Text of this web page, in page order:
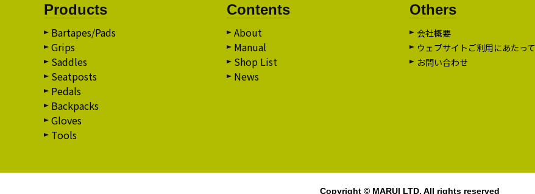
Products
Bartapes/Pads
Grips
Saddles
Seatposts
Pedals
Backpacks
Gloves
Tools
Contents
About
Manual
Shop List
News
Others
会社概要
ウェブサイトご利用にあたって
お問い合わせ
Copyright © MARUI LTD. All rights reserved